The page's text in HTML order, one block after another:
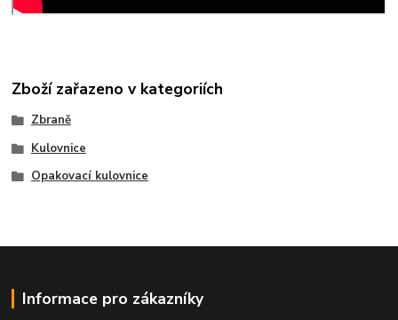
Zboží zařazeno v kategoriích
Zbraně
Kulovnice
Opakovací kulovnice
Informace pro zákazníky